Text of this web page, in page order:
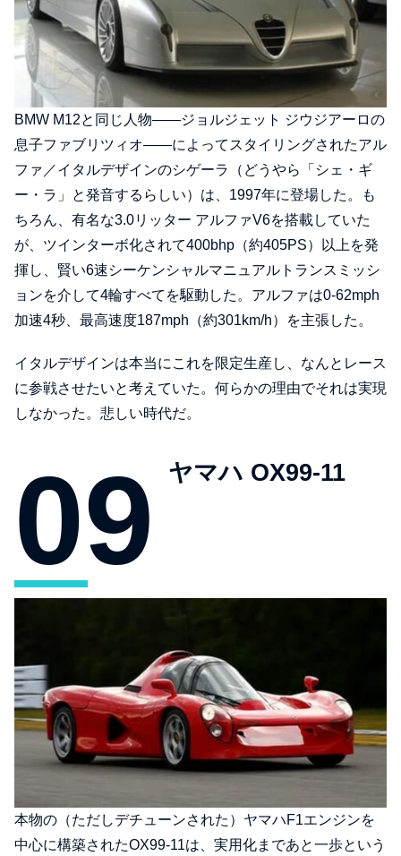
BMW M12と同じ人物――ジョルジェット ジウジアーロの
息子ファブリツィオ――によってスタイリングされたアル
ファ／イタルデザインのシゲーラ（どうやら「シェ・ギ
ー・ラ」と発音するらしい）は、1997年に登場した。も
ちろん、有名な3.0リッター アルファV6を搭載していた
が、ツインターボ化されて400bhp（約405PS）以上を発
揮し、賢い6速シーケンシャルマニュアルトランスミッシ
ョンを介して4輪すべてを駆動した。アルファは0-62mph
加速4秒、最高速度187mph（約301km/h）を主張した。
イタルデザインは本当にこれを限定生産し、なんとレース
に参戦させたいと考えていた。何らかの理由でそれは実現
しなかった。悲しい時代だ。
ヤマハ OX99-11
本物の（ただしデチューンされた）ヤマハF1エンジンを
中心に構築されたOX99-11は、実用化まであと一歩という